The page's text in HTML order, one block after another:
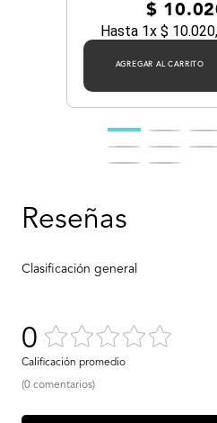
$ 10.
Hasta 1x $ 10.020,
AGREGAR AL CARRITO
0
(0 comentarios)